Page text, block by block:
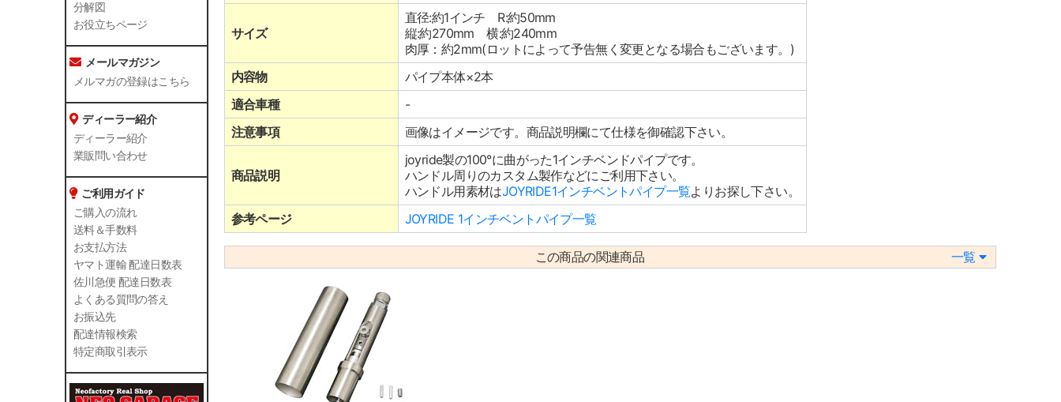
分解図
お役立ちページ
メールマガジン
メルマガの登録はこちら
ディーラー紹介
ディーラー紹介
業販問い合わせ
ご利用ガイド
ご購入の流れ
送料＆手数料
お支払方法
ヤマト運輸 配達日数表
佐川急便 配達日数表
よくある質問の答え
お振込先
配達情報検索
特定商取引表示
サイズ
直径:約1インチ R:約50mm
縦:約270mm 横:約240mm
肉厚：約2mm(ロットによって予告無く変更となる場合もございます。)
内容物
パイプ本体×2本
適合車種
-
注意事項
画像はイメージです。商品説明欄にて仕様を御確認下さい。
商品説明
joyride製の100°に曲がった1インチベンドパイプです。
ハンドル周りのカスタム製作などにご利用下さい。
ハンドル用素材はJOYRIDE1インチベントパイプ一覧よりお探し下さい。
参考ページ
JOYRIDE 1インチベントパイプ一覧
この商品の関連商品 一覧